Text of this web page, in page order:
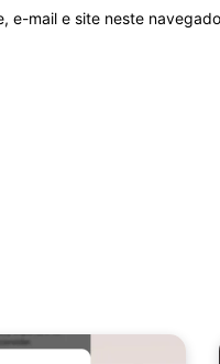
e-mail e site neste